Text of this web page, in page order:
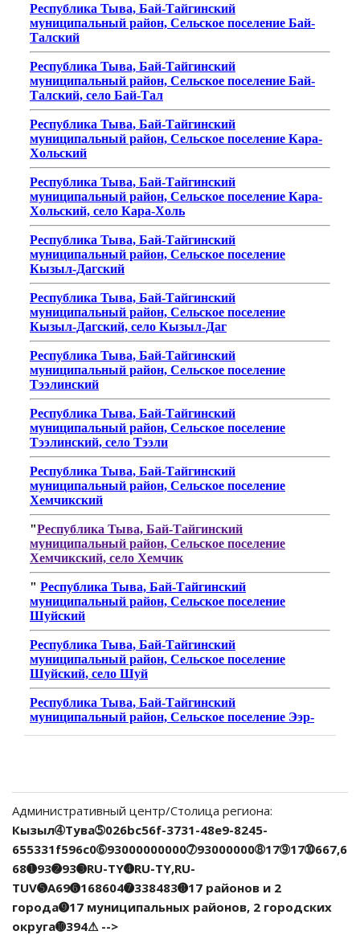
Административный центр/Столица региона:
Кызыл➃Тува➄026bc56f-3731-48e9-8245-
655331f596c0➅93000000000➆93000000➇17➈17➉667,6
68➊93➋93➌RU-TY➍RU-TY,RU-
TUV➎A69➏168604➐338483➑17 районов и 2
города➒17 муниципальных районов, 2 городских
округа➓394⚠ -->